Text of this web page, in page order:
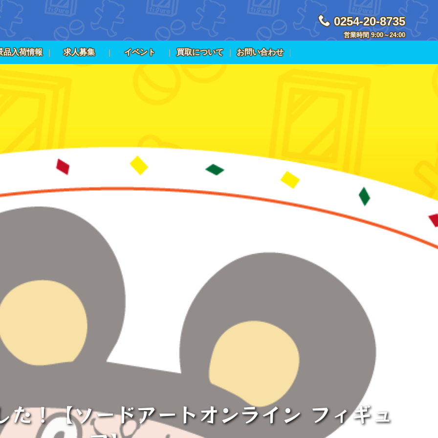
0254-20-8735
営業時間 9:00～24:00
品入荷情報 求人募集 イベント 買取について お問い合わせ
た！【ソードアートオンライン フィギュ